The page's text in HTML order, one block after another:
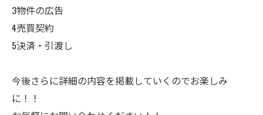
3物件の広告
4売買契約
5決済・引渡し
今後さらに詳細の内容を掲載していくのでお楽しみ
に！！